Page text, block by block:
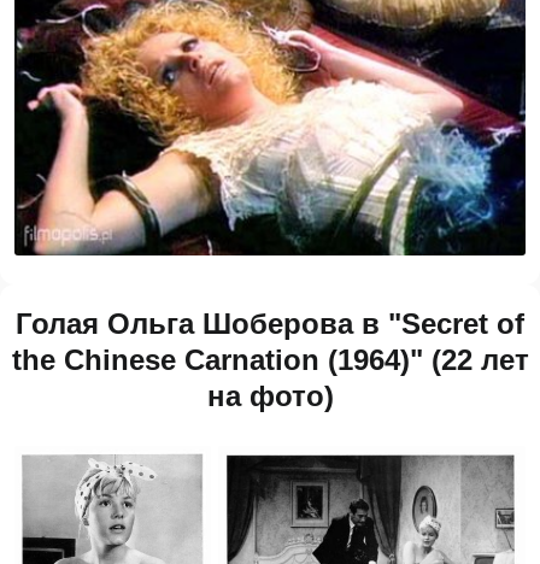
Голая Ольга Шоберова в "Secret of
the Chinese Carnation (1964)" (22 лет
на фото)